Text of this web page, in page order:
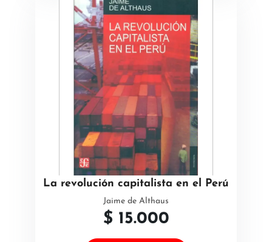
La revolución capitalista en el Perú
Jaime de Althaus
$ 15.000